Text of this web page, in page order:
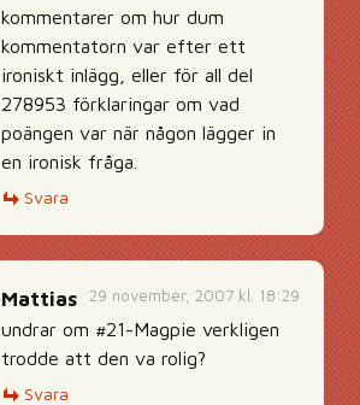
kommentarer om hur dum
kommentatorn var efter ett
ironiskt inlägg, eller för all del
278953 förklaringar om vad
poängen var när någon lägger in
en ironisk fråga.
Svara
29 november, 2007 kl. 18:29
Mattias
undrar om #21-Magpie verkligen
trodde att den va rolig?
Svara